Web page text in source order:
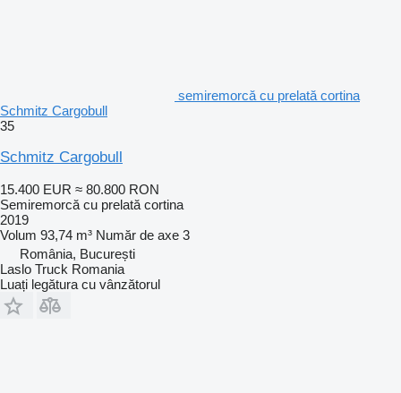
semiremorcă cu prelată cortina
Schmitz Cargobull
35
Schmitz Cargobull
15.400 EUR ≈ 80.800 RON
Semiremorcă cu prelată cortina
2019
Volum 93,74 m³ Număr de axe 3
România, București
Laslo Truck Romania
Luați legătura cu vânzătorul